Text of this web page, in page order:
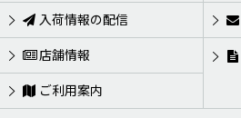
入荷情報の配信
店舗情報
ご利用案内